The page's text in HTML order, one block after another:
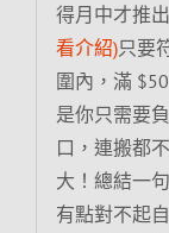
得月中才推
看介紹)只要
圍內，滿
是你只需要
口，連搬都
大！總結一
有點對不起